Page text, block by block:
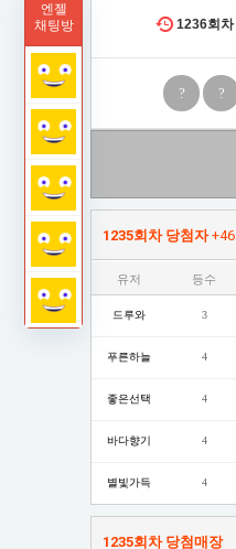
1236회차
? ?
1235회차 당첨자+46
유저 등수
드루와 3
푸른하늘 4
좋은선택 4
바다향기 4
별빛가득 4
엔젤
채팅방
1235회차 당첨매장